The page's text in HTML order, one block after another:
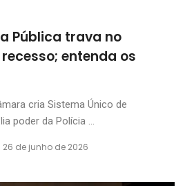
Pública trava no
entenda os
cria Sistema Único de
poder da Polícia ...
26 de junho de 2026